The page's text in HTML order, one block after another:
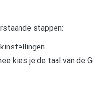
stappen:
kies je de taal van de